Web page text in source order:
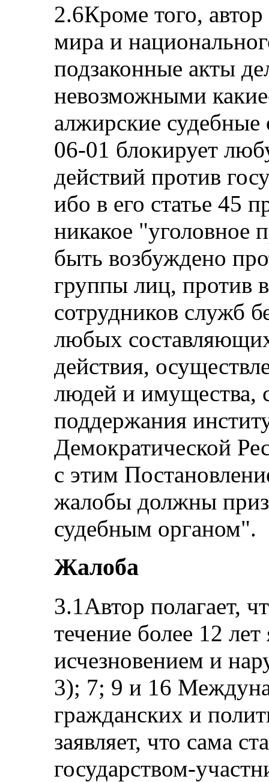
2.6Кроме того,
мира и
подзаконные акты
невозможными
алжирские
06-01 блокирует
действий против
ибо в его статье 45
никакое "уголовное
быть возбуждено
группы лиц, против
сотрудников служб
любых
действия,
людей и имущества,
поддержания
Демократической
с этим
жалобы должны
судебным органом".
Жалоба
3.1Автор полагает,
течение более 12
исчезновением и
3); 7; 9 и 16
гражданских и
заявляет, что сама
государством-